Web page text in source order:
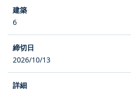
6
2026/10/13